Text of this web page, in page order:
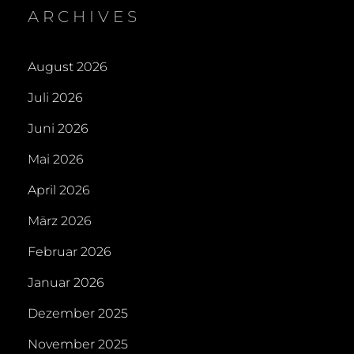
ARCHIVES
August 2026
Juli 2026
Juni 2026
Mai 2026
April 2026
März 2026
Februar 2026
Januar 2026
Dezember 2025
November 2025